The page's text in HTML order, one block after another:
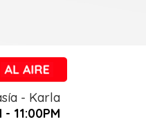
- Karla
- 11:00PM